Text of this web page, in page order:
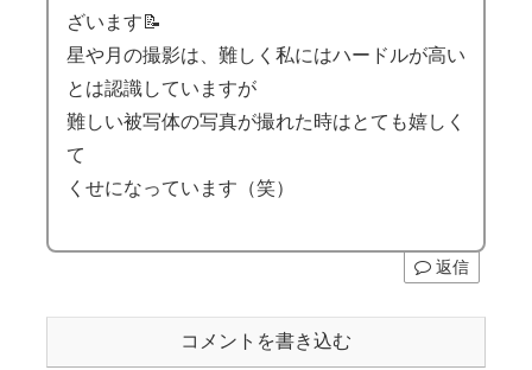
ざいます📝
星や月の撮影は、難しく私にはハードルが高い
とは認識していますが
難しい被写体の写真が撮れた時はとても嬉しく
て
くせになっています（笑）
返信
コメントを書き込む